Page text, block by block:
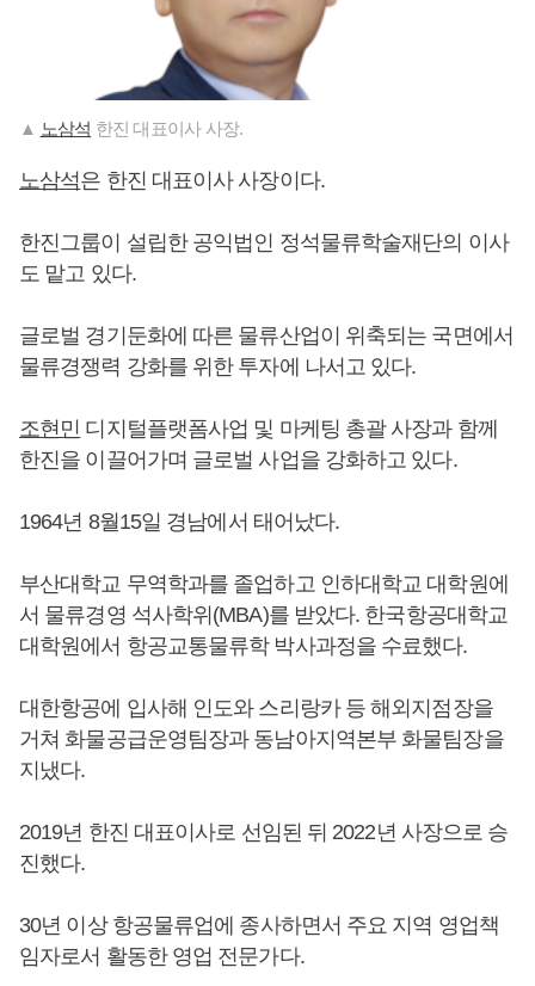
▲ 노삼석 한진 대표이사 사장.
노삼석은 한진 대표이사 사장이다.
한진그룹이 설립한 공익법인 정석물류학술재단의 이사
도 맡고 있다.
글로벌 경기둔화에 따른 물류산업이 위축되는 국면에서
물류경쟁력 강화를 위한 투자에 나서고 있다.
조현민 디지털플랫폼사업 및 마케팅 총괄 사장과 함께
한진을 이끌어가며 글로벌 사업을 강화하고 있다.
1964년 8월15일 경남에서 태어났다.
부산대학교 무역학과를 졸업하고 인하대학교 대학원에
서 물류경영 석사학위(MBA)를 받았다. 한국항공대학교
대학원에서 항공교통물류학 박사과정을 수료했다.
대한항공에 입사해 인도와 스리랑카 등 해외지점장을
거쳐 화물공급운영팀장과 동남아지역본부 화물팀장을
지냈다.
2019년 한진 대표이사로 선임된 뒤 2022년 사장으로 승
진했다.
30년 이상 항공물류업에 종사하면서 주요 지역 영업책
임자로서 활동한 영업 전문가다.